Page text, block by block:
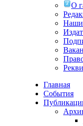
О
Главная
События